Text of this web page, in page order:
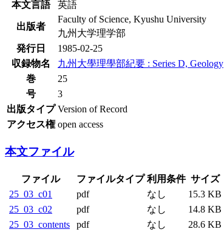
本文言語 英語
出版者
Faculty of Science, Kyushu University
九州大学理学部
発行日
1985-02-25
収録物名
九州大學理學部紀要 : Series D, Geology
巻
25
号
3
出版タイプ Version of Record
アクセス権 open access
本文ファイル
ファイル ファイルタイプ 利用条件 サイズ
25_03_c01
pdf なし 15.3 KB
25_03_c02
pdf なし 14.8 KB
25_03_contents
pdf なし 28.6 KB